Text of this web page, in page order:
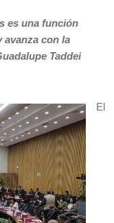
es una función
avanza con la
Taddei
El